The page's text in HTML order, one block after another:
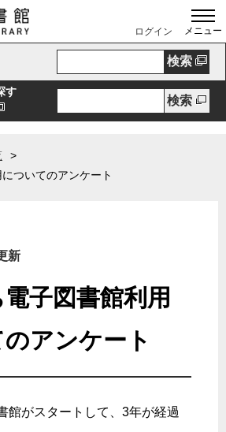
ログイン メニュー
検索
す
検索
ついてのアンケート
新
子図書館利用
アンケート
館がスタートして、3年が経過